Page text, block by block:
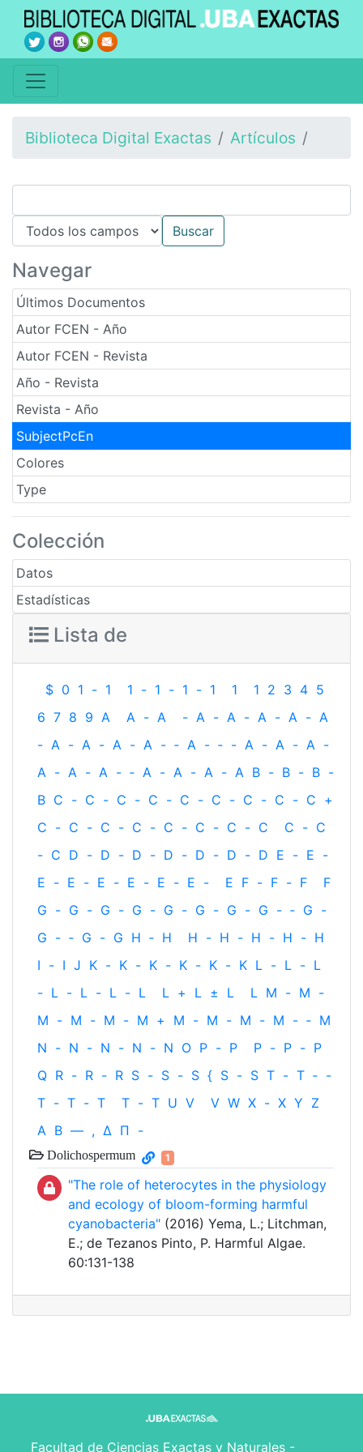
Biblioteca Digital Exactas Artículos
Navegar
Últimos Documentos
Autor FCEN - Año
Autor FCEN - Revista
Año - Revista
Revista - Año
SubjectPcEn
Colores
Type
Colección
Datos
Estadísticas
Lista de
$ 0 1 - 1 1 - 1 - 1 - 1 1 1 2 3 4 5
6 7 8 9 A A - A - A - A - A - A - A
- A - A - A - A - ‐ A - ‐ - A - A - A -
A - A - A - ‐ A - A - A - A B - B - B -
B C - C - C - C - C - C - C - C - C +
C - C - C - C - C - C - C - C C - C
- C D - D - D - D - D - D - D E - E -
E - E - E - E - E - E - E F - F - F
F
G - G - G - G - G - G - G - G - ‐ G -
G - ‐ G - G H ‐ H H - H - H - H - H
I - I J K - K - K - K - K - K L - L - L
- L - L - L - L L + L ± L L M - M -
M - M - M - M + M - M - M - M - ‐ M
N - N - N - N - N O P - P P - P - P
Q R - R - R S - S - S { S - S T - T ‐ -
T - T - T T - T U V V W X - X Y Z
Α Β — , Δ Π -
Dolichospermum 1
"The role of heterocytes in the physiology
and ecology of bloom-forming harmful
cyanobacteria" (2016) Yema, L.; Litchman,
E.; de Tezanos Pinto, P. Harmful Algae.
60:131-138
Facultad de Ciencias Exactas y Naturales -